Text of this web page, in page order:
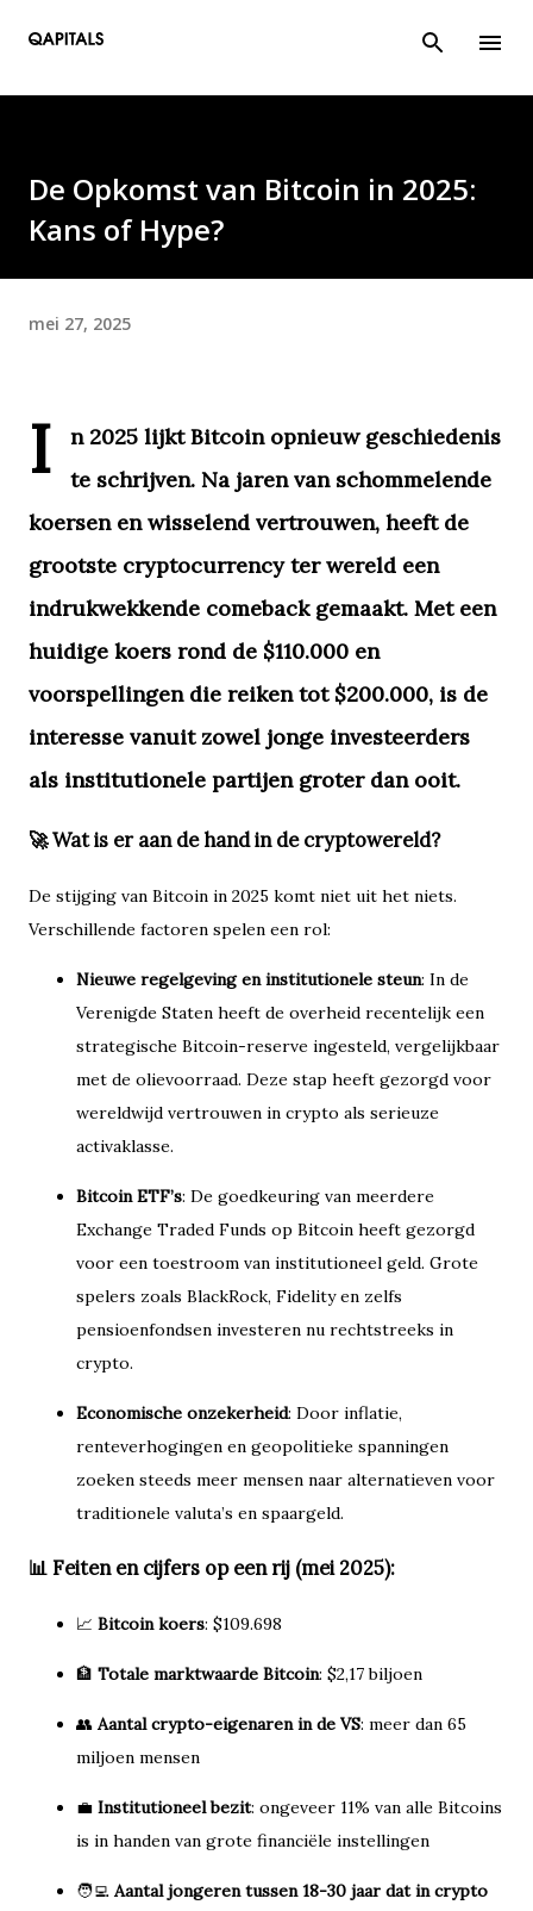
De Opkomst van Bitcoin in 2025:
Kans of Hype?
mei 27, 2025
I
n 2025 lijkt Bitcoin opnieuw geschiedenis
te schrijven. Na jaren van schommelende
koersen en wisselend vertrouwen, heeft de
grootste cryptocurrency ter wereld een
indrukwekkende comeback gemaakt. Met een
huidige koers rond de $110.000 en
voorspellingen die reiken tot $200.000, is de
interesse vanuit zowel jonge investeerders
als institutionele partijen groter dan ooit.
🚀 Wat is er aan de hand in de cryptowereld?
De stijging van Bitcoin in 2025 komt niet uit het niets.
Verschillende factoren spelen een rol:
Nieuwe regelgeving en institutionele steun: In de
Verenigde Staten heeft de overheid recentelijk een
strategische Bitcoin-reserve ingesteld, vergelijkbaar
met de olievoorraad. Deze stap heeft gezorgd voor
wereldwijd vertrouwen in crypto als serieuze
activaklasse.
Bitcoin ETF’s: De goedkeuring van meerdere
Exchange Traded Funds op Bitcoin heeft gezorgd
voor een toestroom van institutioneel geld. Grote
spelers zoals BlackRock, Fidelity en zelfs
pensioenfondsen investeren nu rechtstreeks in
crypto.
Economische onzekerheid: Door inflatie,
renteverhogingen en geopolitieke spanningen
zoeken steeds meer mensen naar alternatieven voor
traditionele valuta’s en spaargeld.
📊 Feiten en cijfers op een rij (mei 2025):
📈 Bitcoin koers: $109.698
🏦 Totale marktwaarde Bitcoin: $2,17 biljoen
👥 Aantal crypto-eigenaren in de VS: meer dan 65
miljoen mensen
💼 Institutioneel bezit: ongeveer 11% van alle Bitcoins
is in handen van grote financiële instellingen
🧑‍💻 Aantal jongeren tussen 18-30 jaar dat in crypto